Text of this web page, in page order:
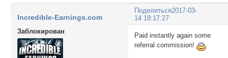
Поделиться2017-03-
14 18:17:27
Incredible-Earnings.com
Заблокирован
Paid instantly again some
referral commission!